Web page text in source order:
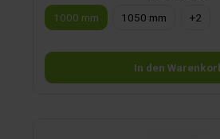
1000 mm
1050 mm +2
In den